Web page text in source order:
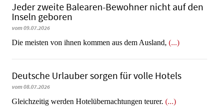
Jeder zweite Balearen-Bewohner nicht auf den
Inseln geboren
vom 09.07.2026
Die meisten von ihnen kommen aus dem Ausland, (...)
Deutsche Urlauber sorgen für volle Hotels
vom 08.07.2026
Gleichzeitig werden Hotelübernachtungen teurer. (...)